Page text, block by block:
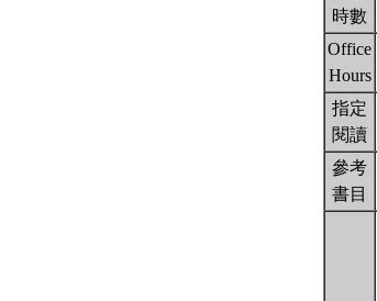
時數
Office
Hours
指定
閱讀
參考
書目